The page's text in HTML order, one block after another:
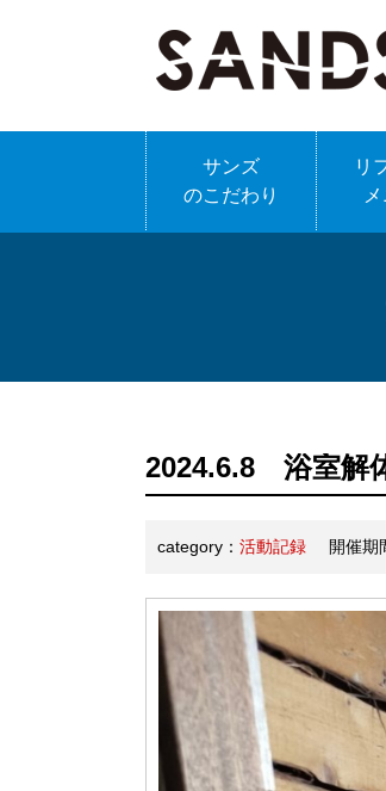
サンズ
のこだわり
リ
2024.6.8 浴室解
category： 活動記録 開催期